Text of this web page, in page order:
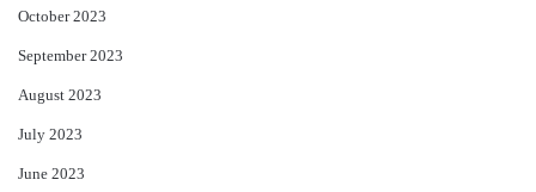
October 2023
September 2023
August 2023
July 2023
June 2023